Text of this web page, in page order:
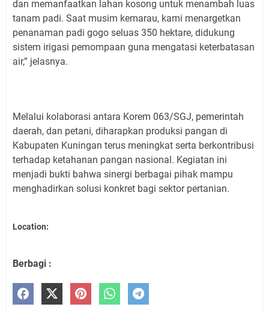
dan memanfaatkan lahan kosong untuk menambah luas
tanam padi. Saat musim kemarau, kami menargetkan
penanaman padi gogo seluas 350 hektare, didukung
sistem irigasi pemompaan guna mengatasi keterbatasan
air,” jelasnya.
Melalui kolaborasi antara Korem 063/SGJ, pemerintah
daerah, dan petani, diharapkan produksi pangan di
Kabupaten Kuningan terus meningkat serta berkontribusi
terhadap ketahanan pangan nasional. Kegiatan ini
menjadi bukti bahwa sinergi berbagai pihak mampu
menghadirkan solusi konkret bagi sektor pertanian.
Location:
Berbagi :